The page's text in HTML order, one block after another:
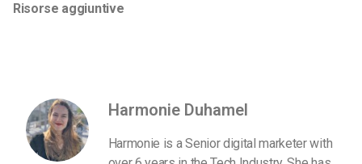
Risorse aggiuntive
Harmonie Duhamel
Harmonie is a Senior digital marketer with